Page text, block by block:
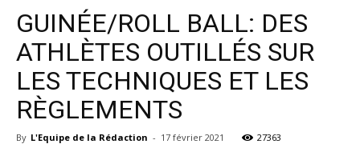
GUINÉE/ROLL BALL: DES
ATHLÈTES OUTILLÉS SUR
LES TECHNIQUES ET LES
RÈGLEMENTS
By L'Equipe de la Rédaction - 17 février 2021 27363